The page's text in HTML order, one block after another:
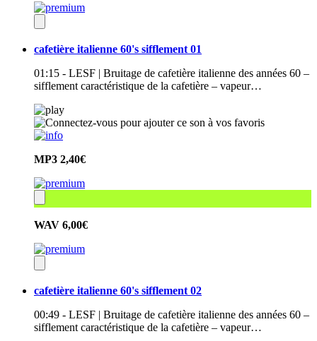
cafetière italienne 60's sifflement 01
01:15 - LESF | Bruitage de cafetière italienne des années 60 –
sifflement caractéristique de la cafetière – vapeur…
MP3 2,40€
WAV 6,00€
cafetière italienne 60's sifflement 02
00:49 - LESF | Bruitage de cafetière italienne des années 60 –
sifflement caractéristique de la cafetière – vapeur…